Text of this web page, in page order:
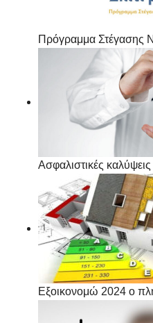
Πρόγραμμα Στέγασης
Ασφαλιστικές
Εξοικονομώ 2024 ο